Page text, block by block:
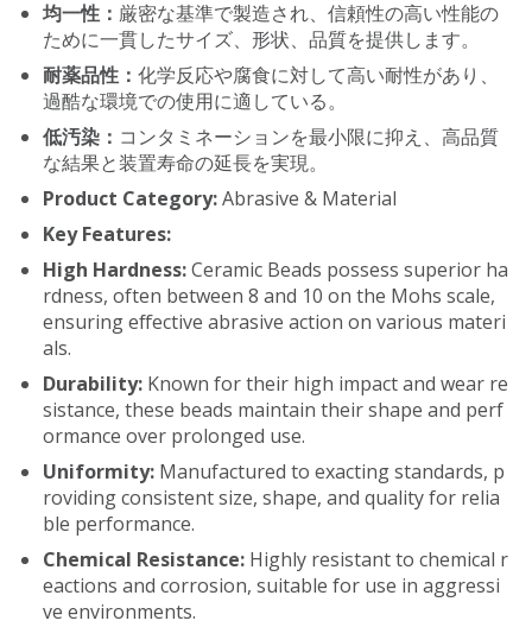
均一性： 厳密な基準で製造され、信頼性の高い性能の
ために一貫したサイズ、形状、品質を提供します。
耐薬品性： 化学反応や腐食に対して高い耐性があり、
過酷な環境での使用に適している。
低汚染： コンタミネーションを最小限に抑え、高品質
な結果と装置寿命の延長を実現。
Product Category:Abrasive & Material
Key Features:
High Hardness:Ceramic Beads possess superior ha
rdness, often between 8 and 10 on the Mohs scale,
ensuring effective abrasive action on various materi
als.
Durability: Known for their high impact and wear re
sistance, these beads maintain their shape and perf
ormance over prolonged use.
Uniformity: Manufactured to exacting standards, p
roviding consistent size, shape, and quality for relia
ble performance.
Chemical Resistance: Highly resistant to chemical r
eactions and corrosion, suitable for use in aggressi
ve environments.